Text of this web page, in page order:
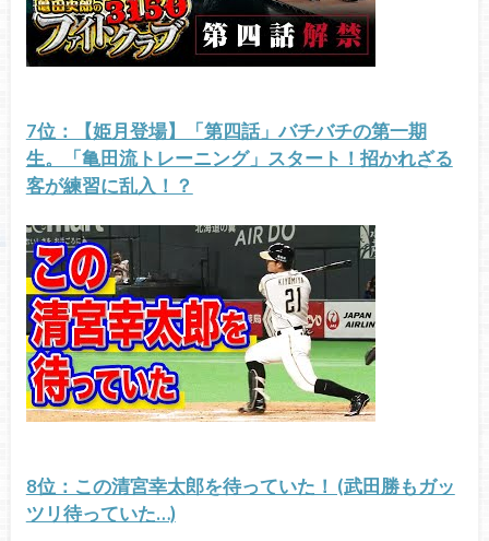
7位：【姫月登場】「第四話」バチバチの第一期
生。「亀田流トレーニング」スタート！招かれざる
客が練習に乱入！？
8位：この清宮幸太郎を待っていた！ (武田勝もガッ
ツリ待っていた…)